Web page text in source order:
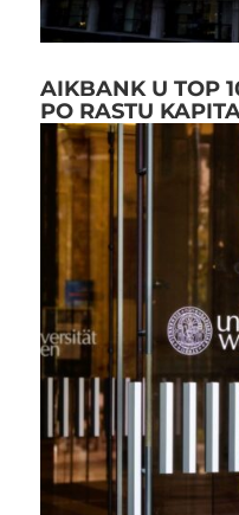
AIKBANK U TOP
PO RASTU